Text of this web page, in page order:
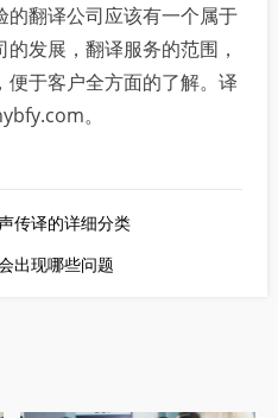
翻译公司应该有一个属于
发展，翻译服务的范围，
于客户全方面的了解。译
。
传译的详细分类
出现哪些问题